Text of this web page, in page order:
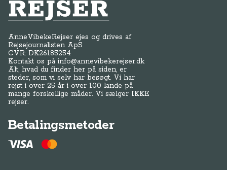
Anne-Vibeke Rejser
AnneVibekeRejser ejes og drives af
Rejsejournalisten ApS
CVR: DK26185254
Kontakt os påinfo@annevibekerejser.dk
Alt, hvad du finder her på siden, er
steder, som vi selv har besøgt. Vi har
rejst i over 25 år i over 100 lande på
mange forskellige måder. Vi sælger IKKE
rejser.
Betalingsmetoder